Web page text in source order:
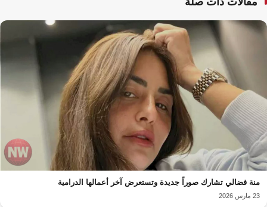
منة فضالي تشارك صوراً جديدة وتستعرض آخر أعمالها الدرامية
23 مارس 2026